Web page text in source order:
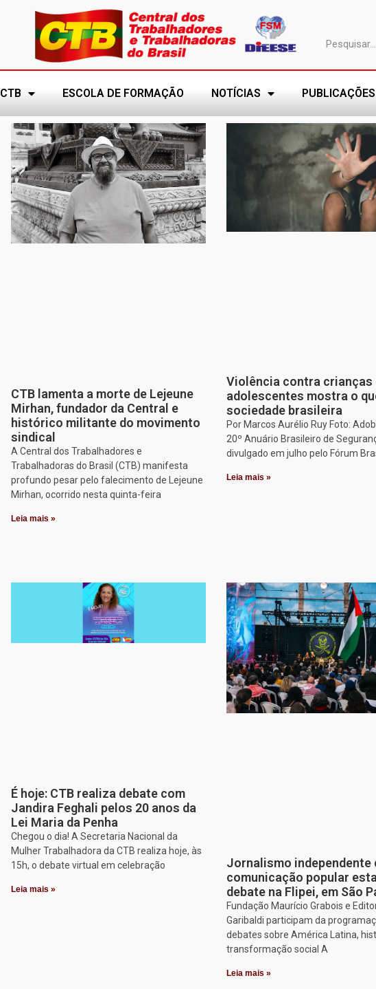
CTB ESCOLA DE FORMAÇÃO NOTÍCIAS PUBLICAÇÕES
CTB lamenta a morte de Lejeune
Mirhan, fundador da Central e
histórico militante do movimento
sindical
A Central dos Trabalhadores e
Trabalhadoras do Brasil (CTB) manifesta
profundo pesar pelo falecimento de Lejeune
Mirhan, ocorrido nesta quinta-feira
Leia mais »
Violência contra crianças
adolescentes mostra o
sociedade brasileira
Por Marcos Aurélio Ruy Foto:
20º Anuário Brasileiro de
divulgado em julho pelo Fórum
Leia mais »
É hoje: CTB realiza debate com
Jandira Feghali pelos 20 anos da
Lei Maria da Penha
Chegou o dia! A Secretaria Nacional da
Mulher Trabalhadora da CTB realiza hoje, às
15h, o debate virtual em celebração
Leia mais »
Jornalismo independente
comunicação popular
debate na Flipei, em São
Fundação Maurício Grabois e
Garibaldi participam da
debates sobre América Latina,
transformação social A
Leia mais »